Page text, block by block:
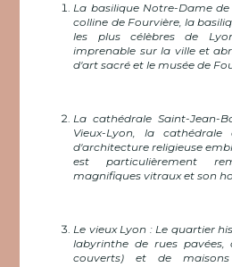
La basilique Notre-Dame
colline de Fourvière, la
les plus célèbres de
imprenable sur la ville et
d'art sacré et le musée de
La cathédrale Saint-Jean-
Vieux-Lyon, la
d'architecture religieuse
est particulièrement
magnifiques vitraux et son
Le vieux Lyon : Le quartier
labyrinthe de rues pavées,
couverts) et de maisons